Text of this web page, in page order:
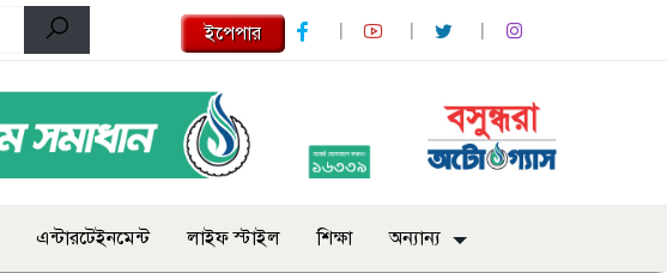
ইপেপার
এন্টারটেইনমেন্ট লাইফ স্টাইল শিক্ষা অন্যান্য